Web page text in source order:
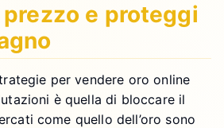
e proteggi
per vendere oro online
è quella di bloccare il
come quello dell’oro sono